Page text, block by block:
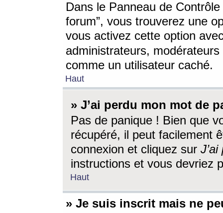
Dans le Panneau de
forum”, vous trouverez une
vous activez cette option
administrateurs,
comme un utilisateur caché.
Haut
» J’ai perdu mon mot de
Pas de panique ! Bien que
récupéré, il peut facilement
connexion et cliquez sur
instructions et vous devriez
Haut
» Je suis inscrit mais ne